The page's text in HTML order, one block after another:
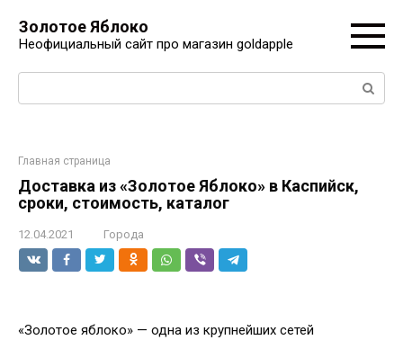
контенту
Золотое Яблоко
Неофициальный сайт про магазин goldapple
Поиск:
Главная страница
Доставка из «Золотое Яблоко» в Каспийск,
сроки, стоимость, каталог
12.04.2021 Города
«Золотое яблоко» — одна из крупнейших сетей